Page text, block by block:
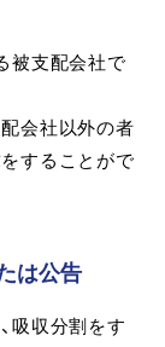
被支配会社で
会社以外の者
することがで
は公告
吸収分割をす